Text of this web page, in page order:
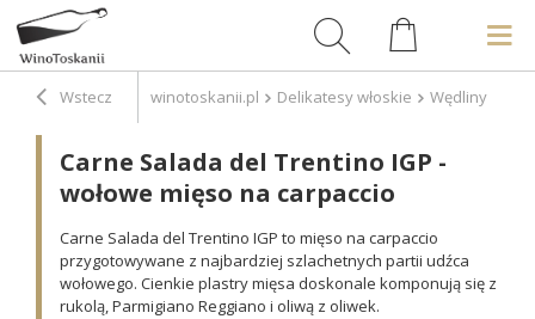
Wstecz winotoskanii.pl Delikatesy włoskie Wędliny
Carne Salada del Trentino IGP -
wołowe mięso na carpaccio
Carne Salada del Trentino IGP to mięso na carpaccio
przygotowywane z najbardziej szlachetnych partii udźca
wołowego. Cienkie plastry mięsa doskonale komponują się z
rukolą, Parmigiano Reggiano i oliwą z oliwek.